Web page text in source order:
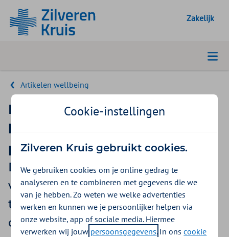
Zakelijk
Artikelen wellbeing
Investeer in wellbeing voor
het behoud van jouw
personeel
De Well at Work Monitor
verbetert het moreel van het
team en de prestaties van de
organisatie
Cookie-instellingen
Zilveren Kruis gebruikt cookies.
We gebruiken cookies om je online gedrag te
analyseren en te combineren met gegevens die we
van je hebben. Zo weten we welke advertenties
werken en kunnen we je persoonlijker helpen via
onze website, app of sociale media. Hiermee
verwerken wij jouw persoonsgegevens. In onscookie